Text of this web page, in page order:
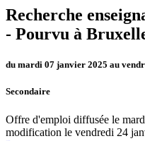
Recherche
- Pourvu à
du mardi 07 janvier 2025 au
Secondaire
Offre d'emploi diffusée le
modification le vendredi 24